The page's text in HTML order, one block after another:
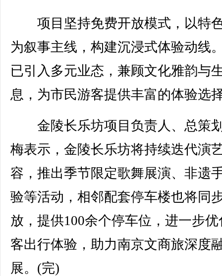
项目坚持免费开放模式，以特
为叙事主线，构建沉浸式体验动线
已引入多元业态，兼顾文化雅韵与
息，为市民游客提供丰富的体验选
金陵长乐坊项目负责人、总策
梅表示，金陵长乐坊将持续迭代演
容，推出季节限定歌舞展演、非遗
验等活动，相邻配套停车楼也将同
放，提供100余个停车位，进一步优
客出行体验，助力南京文商旅深度
展。(完)